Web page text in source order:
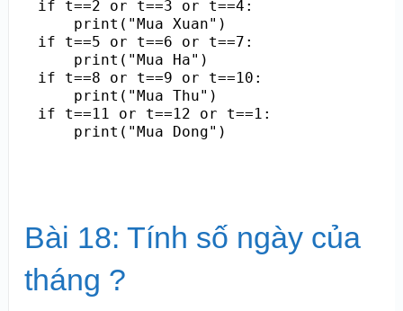
if t==2 or t==3 or t==4:
    print("Mua Xuan")
if t==5 or t==6 or t==7:
    print("Mua Ha")
if t==8 or t==9 or t==10:
    print("Mua Thu")
if t==11 or t==12 or t==1:
Bài 18: Tính số ngày của
tháng ?